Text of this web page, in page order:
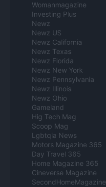
Womanmagazine
Investing Plus
Newz
Newz US
Newz California
Newz Texas
Newz Florida
Newz New York
Newz Pennsylvania
Newz Illinois
Newz Ohio
Gameland
Hig Tech Mag
Scoop Mag
Lgbtqia News
Motors Magazine 365
Day Travel 365
Home Magazine 365
Cineverse Magazine
SecondHomeMagazine